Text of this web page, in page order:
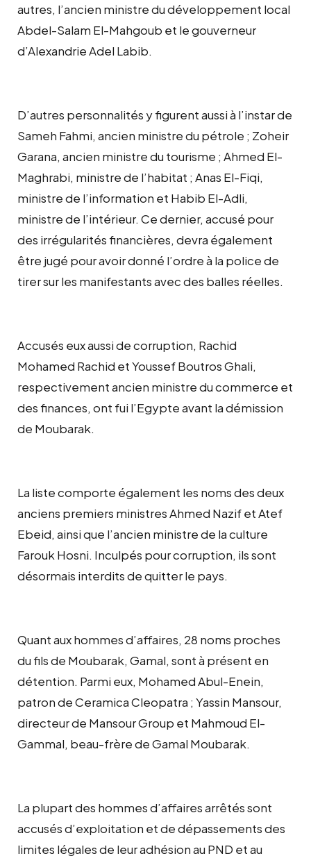
autres, l’ancien ministre du développement local
Abdel-Salam El-Mahgoub et le gouverneur
d’Alexandrie Adel Labib.
D’autres personnalités y figurent aussi à l’instar de
Sameh Fahmi, ancien ministre du pétrole ; Zoheir
Garana, ancien ministre du tourisme ; Ahmed El-
Maghrabi, ministre de l’habitat ; Anas El-Fiqi,
ministre de l’information et Habib El-Adli,
ministre de l’intérieur. Ce dernier, accusé pour
des irrégularités financières, devra également
être jugé pour avoir donné l’ordre à la police de
tirer sur les manifestants avec des balles réelles.
Accusés eux aussi de corruption, Rachid
Mohamed Rachid et Youssef Boutros Ghali,
respectivement ancien ministre du commerce et
des finances, ont fui l’Egypte avant la démission
de Moubarak.
La liste comporte également les noms des deux
anciens premiers ministres Ahmed Nazif et Atef
Ebeid, ainsi que l’ancien ministre de la culture
Farouk Hosni. Inculpés pour corruption, ils sont
désormais interdits de quitter le pays.
Quant aux hommes d’affaires, 28 noms proches
du fils de Moubarak, Gamal, sont à présent en
détention. Parmi eux, Mohamed Abul-Enein,
patron de Ceramica Cleopatra ; Yassin Mansour,
directeur de Mansour Group et Mahmoud El-
Gammal, beau-frère de Gamal Moubarak.
La plupart des hommes d’affaires arrêtés sont
accusés d’exploitation et de dépassements des
limites légales de leur adhésion au PND et au